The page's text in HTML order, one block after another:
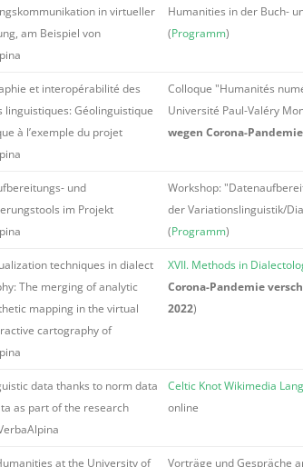
in virtueller
am Beispiel von
Humanities in der Buch-
(Programm)
et interopérabilité des
linguistiques: Géolinguistique
à l’exemple du projet
Colloque "Humanités
Université Paul-Valéry
wegen Corona-Pandemie
und
im Projekt
Workshop:
der Variationslinguistik/
(Programm)
techniques in dialect
The merging of analytic
mapping in the virtual
cartography of
XVII. Methods in
Corona-Pandemie
2022)
data thanks to norm data
as part of the research
Celtic Knot Wikimedia
online
at the University of Vorträge und Gespräche